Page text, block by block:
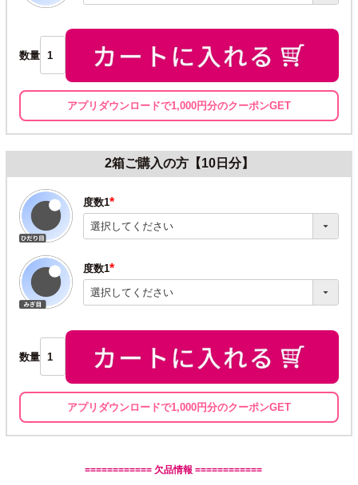
数量
アプリダウンロードで1,000円分のクーポンGET
2箱ご購入の方【10日分】
度数1
(必
須)
度数1
(必
須)
数量
アプリダウンロードで1,000円分のクーポンGET
============ 欠品情報 ============